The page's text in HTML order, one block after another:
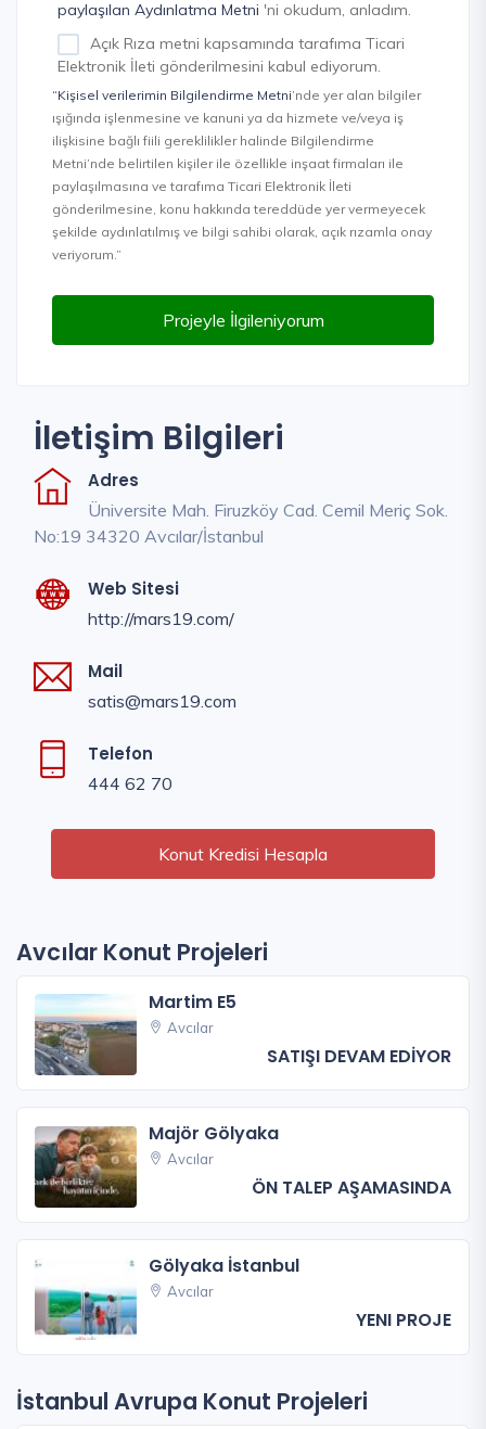
paylaşılan Aydınlatma Metni 'ni okudum, anladım.
Açık Rıza metni kapsamında tarafıma Ticari
Elektronik İleti gönderilmesini kabul ediyorum.
“Kişisel verilerimin Bilgilendirme Metni’nde yer alan bilgiler
ışığında işlenmesine ve kanuni ya da hizmete ve/veya iş
ilişkisine bağlı fiili gereklilikler halinde Bilgilendirme
Metni’nde belirtilen kişiler ile özellikle inşaat firmaları ile
paylaşılmasına ve tarafıma Ticari Elektronik İleti
gönderilmesine, konu hakkında tereddüde yer vermeyecek
şekilde aydınlatılmış ve bilgi sahibi olarak, açık rızamla onay
veriyorum.”
Projeyle İlgileniyorum
İletişim Bilgileri
Adres
Üniversite Mah. Firuzköy Cad. Cemil Meriç Sok.
No:19 34320 Avcılar/İstanbul
Web Sitesi
http://mars19.com/
Mail
satis@mars19.com
Telefon
444 62 70
Konut Kredisi Hesapla
Avcılar Konut Projeleri
Martim E5
Avcılar
SATIŞI DEVAM EDİYOR
Majör Gölyaka
Avcılar
ÖN TALEP AŞAMASINDA
Gölyaka İstanbul
Avcılar
YENI PROJE
İstanbul Avrupa Konut Projeleri